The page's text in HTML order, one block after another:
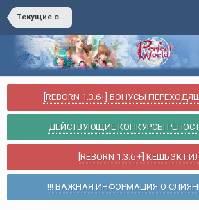
Текущие обновления
[REBORN 1.3.6+] БОНУСЫ
ДЕЙСТВУЮЩИЕ КОНКУРСЫ
[REBORN 1.3.6 +] КЕШБЭК
!!! ВАЖНАЯ ИНФОРМАЦИЯ О